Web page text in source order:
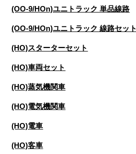
(OO-9/HOn)ユニトラック 単品線路
(OO-9/HOn)ユニトラック 線路セット
(HO)スターターセット
(HO)車両セット
(HO)蒸気機関車
(HO)電気機関車
(HO)電車
(HO)客車